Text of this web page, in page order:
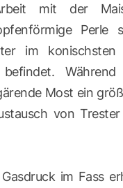
mit der
Perle
im konischsten
Während
Most ein
von
im Fass